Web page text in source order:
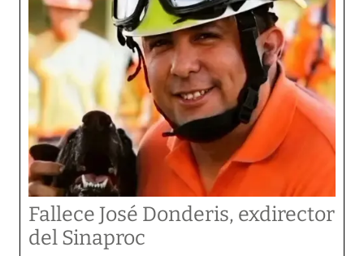
Fallece José Donderis, exdirector
del Sinaproc